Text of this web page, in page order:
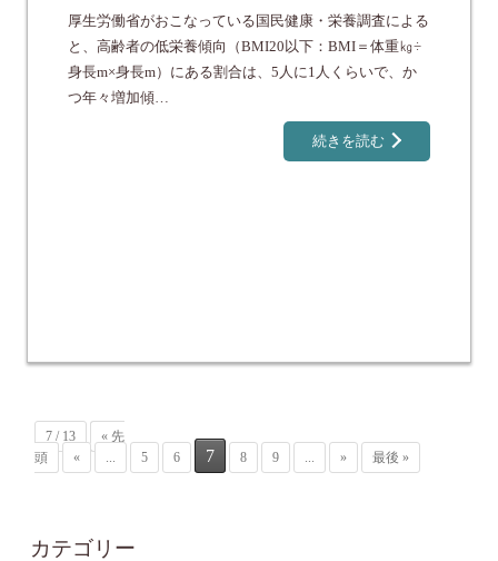
厚生労働省がおこなっている国民健康・栄養調査による
と、高齢者の低栄養傾向（BMI20以下：BMI＝体重㎏÷
身長m×身長m）にある割合は、5人に1人くらいで、か
つ年々増加傾…
続きを読む
7 / 13
« 先
頭
« ... 5 6 7 8 9 ... » 最後 »
カテゴリー